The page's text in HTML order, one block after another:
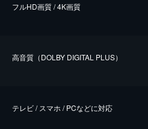
フルHD画質 / 4K画質
⾼⾳質（DOLBY DIGITAL PLUS）
テレビ / スマホ / PCなどに対応